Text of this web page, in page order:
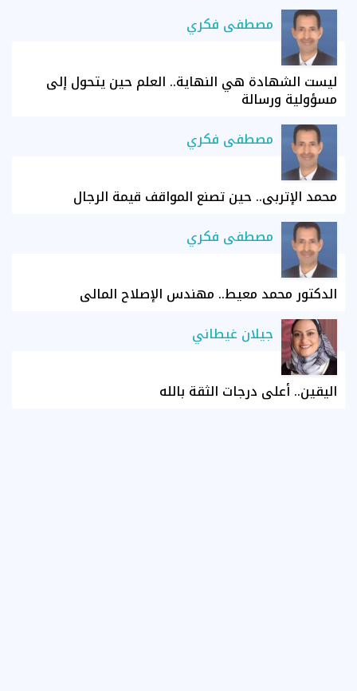
مصطفى فكري
ليست الشهادة هي النهاية.. العلم حين يتحول إلى
مسؤولية ورسالة
مصطفى فكري
محمد الإتربي.. حين تصنع المواقف قيمة الرجال
مصطفى فكري
الدكتور محمد معيط.. مهندس الإصلاح المالي
جيلان غيطاني
اليقين.. أعلى درجات الثقة بالله